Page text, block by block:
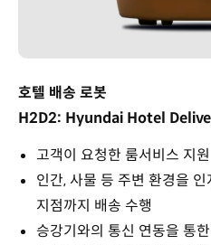
호텔 배송 로봇
H2D2: Hyundai Hotel
고객이 요청한 룸서비스 지원
인간, 사물 등 주변 환경을
지점까지 배송 수행
승강기와의 통신 연동을 통